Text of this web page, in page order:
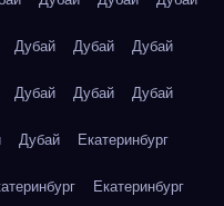
Дубай Дубай Дубай
Дубай Дубай Дубай
Дубай Екатеринбург
Екатеринбург